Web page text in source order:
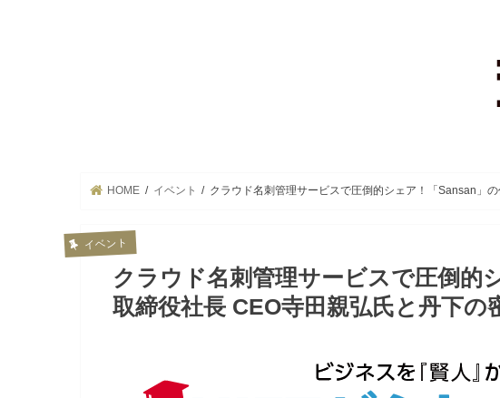
HOME イベント クラウド名刺管理サービスで圧倒的シェア！「Sansan」
イベント
クラウド名刺管理サービスで圧倒的
取締役社長 CEO寺田親弘氏と丹下の